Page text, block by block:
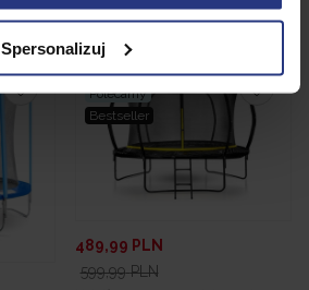
Spersonalizuj
Promocja
Polecamy
Bestseller
489,99 PLN
599,99 PLN